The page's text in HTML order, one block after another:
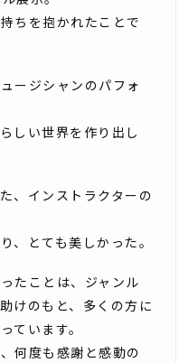
ちを抱かれたことで
ージシャンのパフォ
しい世界を作り出し
、インストラクターの
、とても美しかった。
たことは、ジャンル
けのもと、多くの方に
ています。
何度も感謝と感動の